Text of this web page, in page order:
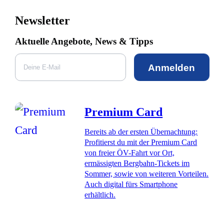
Newsletter
Aktuelle Angebote, News & Tipps
Anmelden
Premium Card
Bereits ab der ersten Übernachtung:
Profitierst du mit der Premium Card
von freier ÖV-Fahrt vor Ort,
ermässigten Bergbahn-Tickets im
Sommer, sowie von weiteren Vorteilen.
Auch digital fürs Smartphone
erhältlich.